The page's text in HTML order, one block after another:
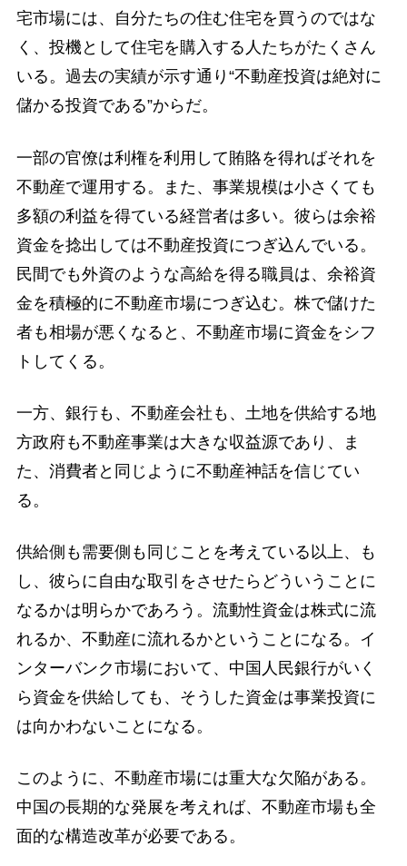
宅市場には、自分たちの住む住宅を買うのではな
く、投機として住宅を購入する人たちがたくさん
いる。過去の実績が示す通り“不動産投資は絶対に
儲かる投資である”からだ。
一部の官僚は利権を利用して賄賂を得ればそれを
不動産で運用する。また、事業規模は小さくても
多額の利益を得ている経営者は多い。彼らは余裕
資金を捻出しては不動産投資につぎ込んでいる。
民間でも外資のような高給を得る職員は、余裕資
金を積極的に不動産市場につぎ込む。株で儲けた
者も相場が悪くなると、不動産市場に資金をシフ
トしてくる。
一方、銀行も、不動産会社も、土地を供給する地
方政府も不動産事業は大きな収益源であり、ま
た、消費者と同じように不動産神話を信じてい
る。
供給側も需要側も同じことを考えている以上、も
し、彼らに自由な取引をさせたらどういうことに
なるかは明らかであろう。流動性資金は株式に流
れるか、不動産に流れるかということになる。イ
ンターバンク市場において、中国人民銀行がいく
ら資金を供給しても、そうした資金は事業投資に
は向かわないことになる。
このように、不動産市場には重大な欠陥がある。
中国の長期的な発展を考えれば、不動産市場も全
面的な構造改革が必要である。